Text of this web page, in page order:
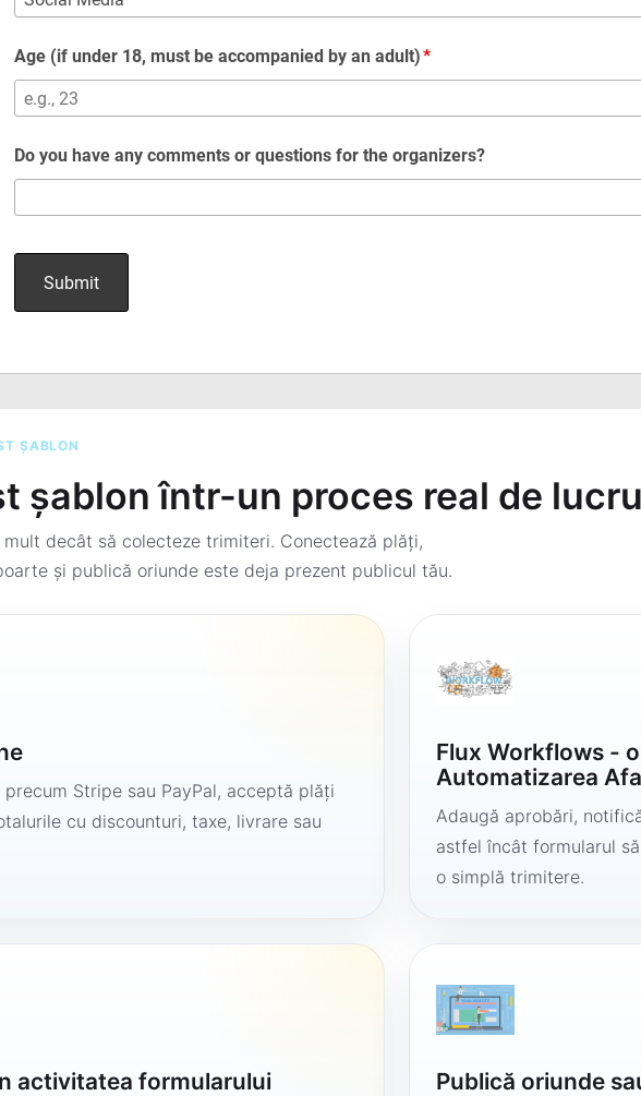
ȘABLON
șablon într-un proces real de
decât să colecteze trimiteri. Conectează plăți,
și publică oriunde este deja prezent publicul tău.
Stripe sau PayPal, acceptă plăți
cu discounturi, taxe, livrare sau
Flux Workflows -
Automatizarea
Adaugă aprobări,
astfel încât formularul
o simplă trimitere.
activitatea formularului Publică oriunde